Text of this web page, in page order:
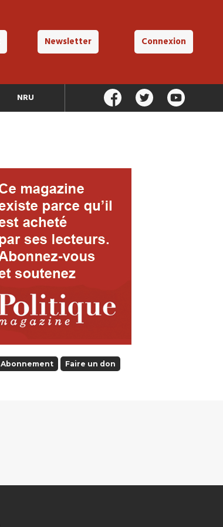
Newsletter Connexion
NRU
Abonnement Faire un don